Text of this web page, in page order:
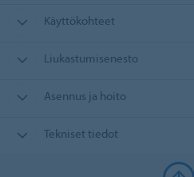
Käyttökohteet
Liukastumisenesto
Asennus ja hoito
Tekniset tiedot